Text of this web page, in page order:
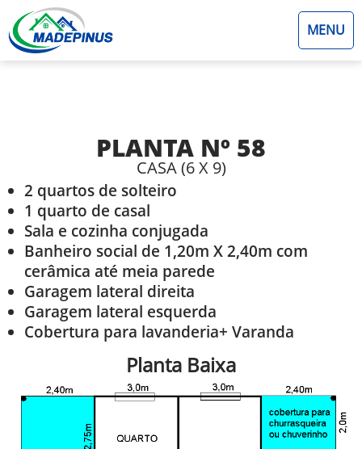
MENU
PLANTA Nº 58
CASA (6 X 9)
2 quartos de solteiro
1 quarto de casal
Sala e cozinha conjugada
Banheiro social de 1,20m X 2,40m com
cerâmica até meia parede
Garagem lateral direita
Garagem lateral esquerda
Cobertura para lavanderia+ Varanda
Planta Baixa